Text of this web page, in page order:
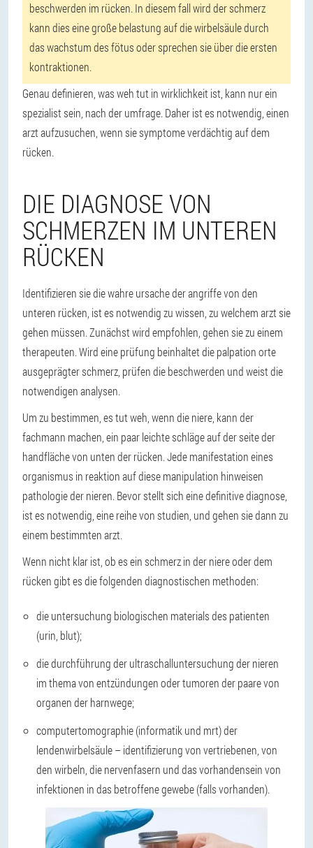
beschwerden im rücken. In diesem fall wird der schmerz
kann dies eine große belastung auf die wirbelsäule durch
das wachstum des fötus oder sprechen sie über die ersten
kontraktionen.
Genau definieren, was weh tut in wirklichkeit ist, kann nur ein
spezialist sein, nach der umfrage. Daher ist es notwendig, einen
arzt aufzusuchen, wenn sie symptome verdächtig auf dem
rücken.
DIE DIAGNOSE VON
SCHMERZEN IM UNTEREN
RÜCKEN
Identifizieren sie die wahre ursache der angriffe von den
unteren rücken, ist es notwendig zu wissen, zu welchem arzt sie
gehen müssen. Zunächst wird empfohlen, gehen sie zu einem
therapeuten. Wird eine prüfung beinhaltet die palpation orte
ausgeprägter schmerz, prüfen die beschwerden und weist die
notwendigen analysen.
Um zu bestimmen, es tut weh, wenn die niere, kann der
fachmann machen, ein paar leichte schläge auf der seite der
handfläche von unten der rücken. Jede manifestation eines
organismus in reaktion auf diese manipulation hinweisen
pathologie der nieren. Bevor stellt sich eine definitive diagnose,
ist es notwendig, eine reihe von studien, und gehen sie dann zu
einem bestimmten arzt.
Wenn nicht klar ist, ob es ein schmerz in der niere oder dem
rücken gibt es die folgenden diagnostischen methoden:
die untersuchung biologischen materials des patienten
(urin, blut);
die durchführung der ultraschalluntersuchung der nieren
im thema von entzündungen oder tumoren der paare von
organen der harnwege;
computertomographie (informatik und mrt) der
lendenwirbelsäule – identifizierung von vertriebenen, von
den wirbeln, die nervenfasern und das vorhandensein von
infektionen in das betroffene gewebe (falls vorhanden).